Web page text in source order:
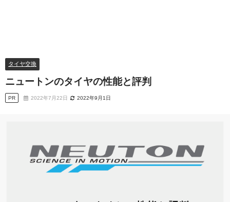
タイヤ交換
ニュートンのタイヤの性能と評判
PR 2022年7月22日 2022年9月1日